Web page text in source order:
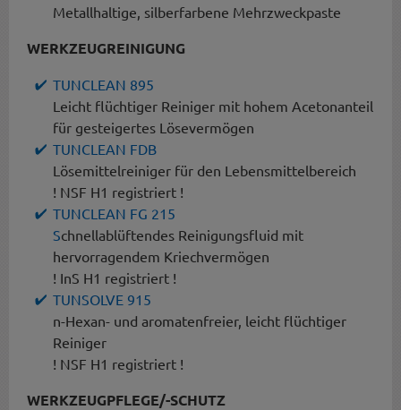
Metallhaltige, silberfarbene Mehrzweckpaste
WERKZEUGREINIGUNG
TUNCLEAN 895
Leicht flüchtiger Reiniger mit hohem Acetonanteil
für gesteigertes Lösevermögen
TUNCLEAN FDB
Lösemittelreiniger für den Lebensmittelbereich
! NSF H1 registriert !
TUNCLEAN FG 215
Schnellablüftendes Reinigungsfluid mit
hervorragendem Kriechvermögen
! InS H1 registriert !
TUNSOLVE 915
n-Hexan- und aromatenfreier, leicht flüchtiger
Reiniger
! NSF H1 registriert !
WERKZEUGPFLEGE/-SCHUTZ